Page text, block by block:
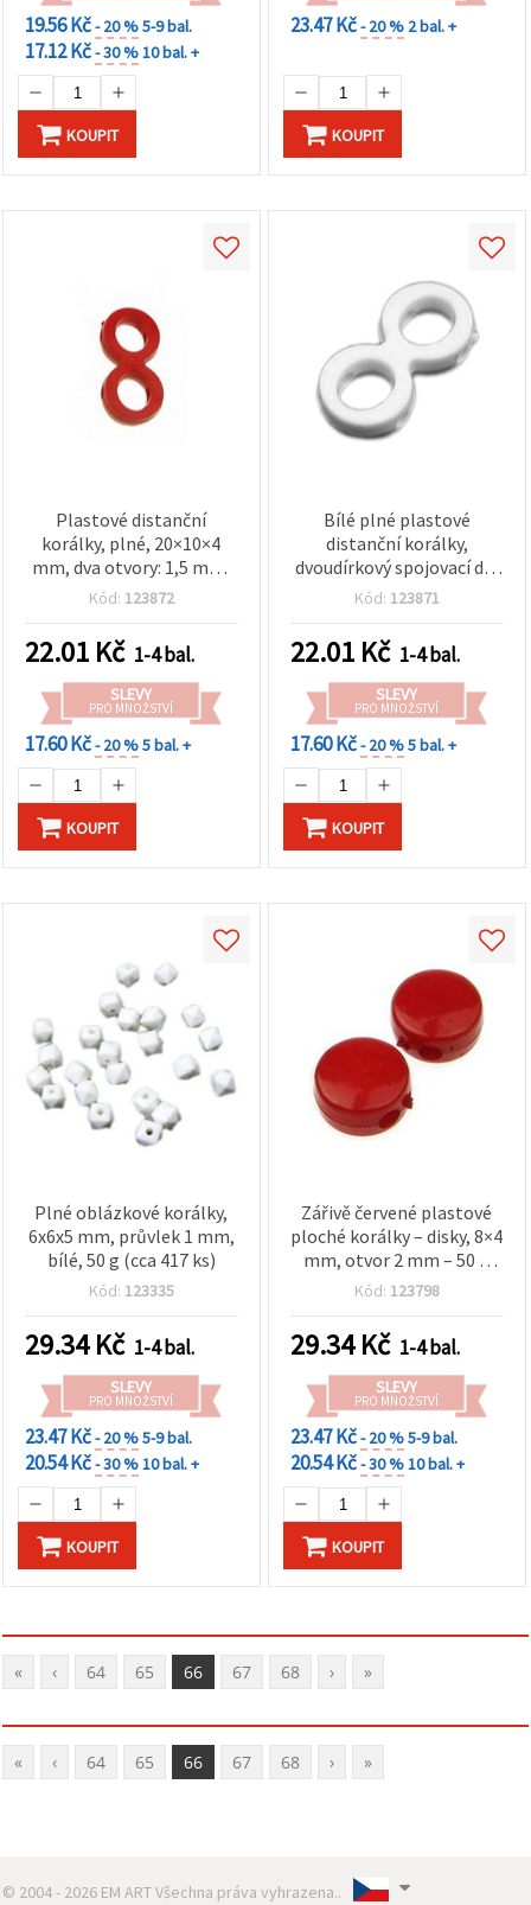
19.56 Kč- 20 %5-9 bal.
17.12 Kč- 30 %10 bal. +
KOUPIT
23.47 Kč- 20 % 2 bal. +
KOUPIT
Plastové distanční
korálky, plné, 20×10×4
mm, dva otvory: 1,5 mm,
červené – 50 g (~120 ks)
Kód: 123872
22.01 Kč 1-4 bal.
SLEVY
PRO MNOŽSTVÍ
17.60 Kč- 20 %5 bal. +
KOUPIT
Bílé plné plastové
distanční korálky,
dvoudírkový spojovací díl,
20×10×4 mm, otvor 1,5
ideální na náramky a
kreativní DIY šperky
Kód: 123871
22.01 Kč 1-4 bal.
SLEVY
PRO MNOŽSTVÍ
17.60 Kč- 20 %5 bal. +
KOUPIT
Plné oblázkové korálky,
6x6x5 mm, průvlek 1 mm,
bílé, 50 g (cca 417 ks)
Kód: 123335
29.34Kč 1-4 bal.
SLEVY
PRO MNOŽSTVÍ
23.47 Kč- 20 %5-9 bal.
20.54 Kč- 30 %10 bal. +
KOUPIT
Zářivě červené plastové
ploché korálky – disky, 8×4
mm, otvor 2 mm – 50 g
(~220 ks), ideální na
kreativní bižuterii
Kód: 123798
29.34Kč 1-4 bal.
SLEVY
PRO MNOŽSTVÍ
23.47 Kč- 20 %5-9 bal.
20.54 Kč- 30 %10 bal. +
KOUPIT
« ‹ 64 65 66 67 68 › »
« ‹ 64 65 66 67 68 › »
© 2004 - 2026 EM ART Všechna práva vyhrazena..